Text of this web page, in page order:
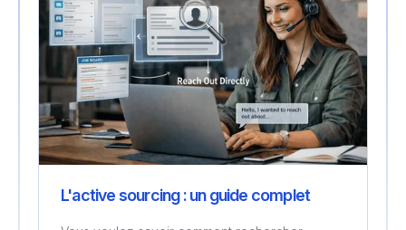
L'active sourcing : un guide complet